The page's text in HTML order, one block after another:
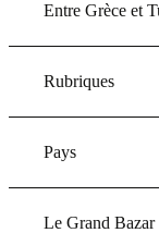
Entre Grèce et
Rubriques
Pays
Le Grand Bazar